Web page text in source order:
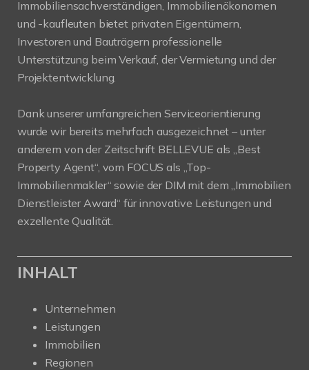
Immobiliensachverständigen, Immobilienökonomen
und -kaufleuten bietet privaten Eigentümern,
Investoren und Bauträgern professionelle
Unterstützung beim Verkauf, der Vermietung und der
Projektentwicklung.
Dank unserer umfangreichen Serviceorientierung
wurde wir bereits mehrfach ausgezeichnet – unter
anderem von der Zeitschrift BELLEVUE als „Best
Property Agent“, vom FOCUS als „Top-
Immobilienmakler“ sowie der DIM mit dem „Immobilien
Dienstleister Award“ für innovative Leistungen und
exzellente Qualität.
INHALT
Unternehmen
Leistungen
Immobilien
Regionen